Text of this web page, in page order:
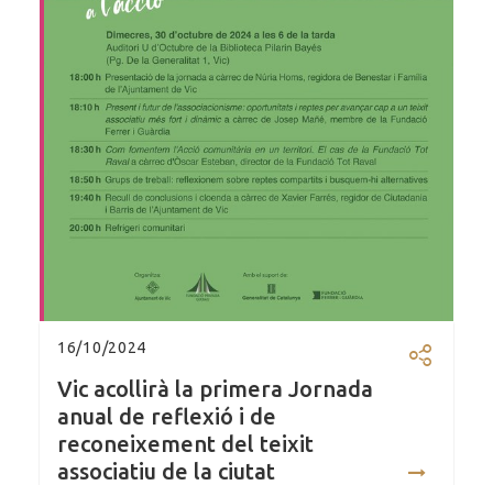
16/10/2024
Vic acollirà la primera Jornada
anual de reflexió i de
reconeixement del teixit
associatiu de la ciutat